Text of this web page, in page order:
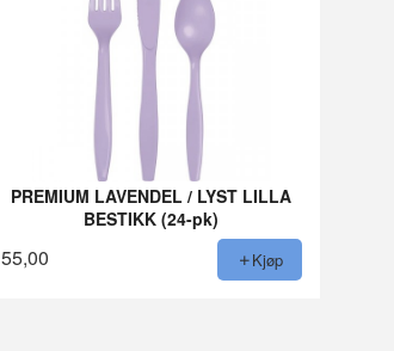
PREMIUM LAVENDEL / LYST LILLA
BESTIKK (24-pk)
55,00 Kjøp